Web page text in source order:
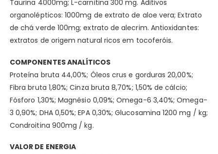
Taurina 4000mg; L-carnitina 300 mg. Aditivos
organolépticos: 1000mg de extrato de aloe vera; Extrato
de chá verde 100mg; extrato de alecrim. Antioxidantes:
extratos de origem natural ricos em tocoferóis.
COMPONENTES ANALÍTICOS
Proteína bruta 44,00%; Óleos crus e gorduras 20,00%;
Fibra bruta 1,80%; Cinza bruta 8,70%; 1,50% de cálcio;
Fósforo 1,30%; Magnésio 0,09%; Omega-6 3,40%; Omega-
3 0,90%; DHA 0,50%; EPA 0,30%; Glucosamina 1200 mg / kg;
Condroitina 900mg / kg.
VALOR DE ENERGIA